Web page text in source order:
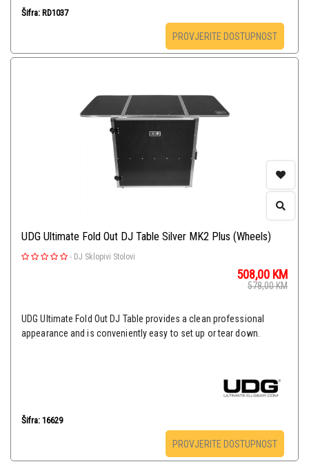
Šifra: RD1037
PROVJERITE DOSTUPNOST
UDG Ultimate Fold Out DJ Table Silver MK2 Plus (Wheels)
- DJ Sklopivi Stolovi
508,00 KM
578,00KM
UDG Ultimate Fold Out DJ Table provides a clean professional
appearance and is conveniently easy to set up or tear down.
Šifra: 16629
PROVJERITE DOSTUPNOST